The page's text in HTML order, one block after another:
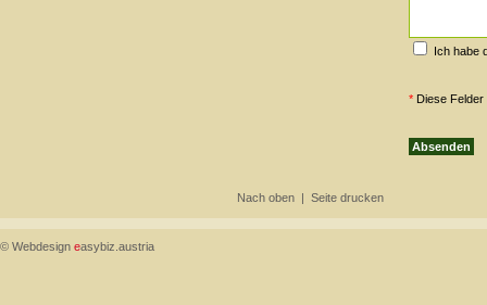
Ich habe
*Diese Felder
Nach oben | Seite drucken
© Webdesign easybiz.austria